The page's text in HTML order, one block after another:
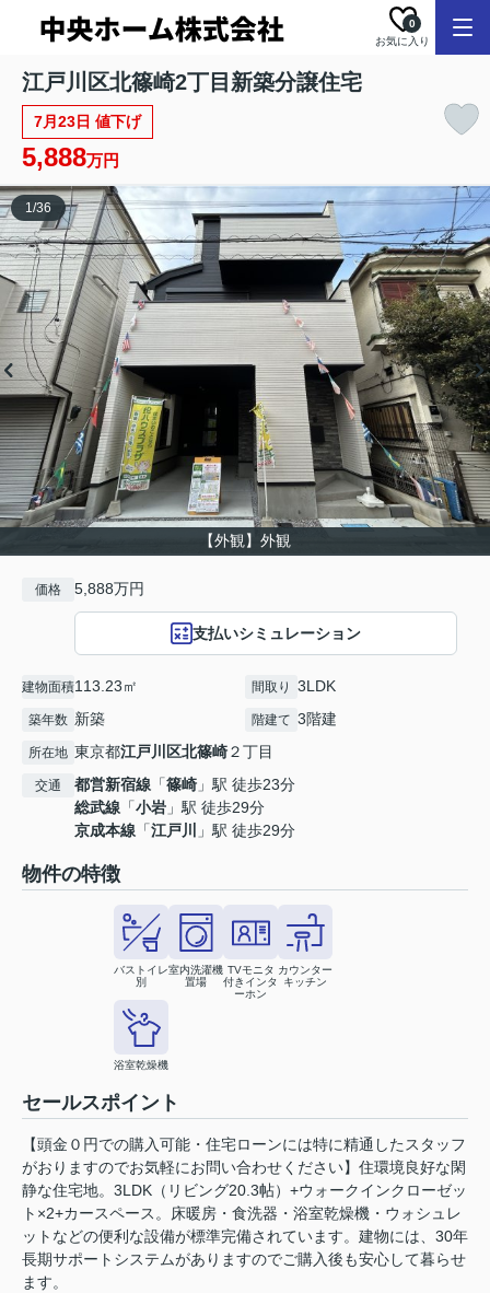
お気に入り
0
江戸川区北篠崎2丁目新築分譲住宅
7月23日 値下げ
5,888万円
【外観】外観
1/36
価格 5,888万円
支払いシミュレーション
建物面積113.23㎡ 間取り 3LDK
築年数 新築 階建て 3階建
所在地 東京都江戸川区北篠崎２丁目
交通 都営新宿線 「篠崎 」駅 徒歩23分
総武線 「小岩 」駅 徒歩29分
京成本線 「江戸川 」駅 徒歩29分
物件の特徴
バストイレ
別
室内洗濯機
置場
TVモニタ
付きインタ
ーホン
カウンター
キッチン
浴室乾燥機
セールスポイント
【頭金０円での購入可能・住宅ローンには特に精通したスタッフ
がおりますのでお気軽にお問い合わせください】住環境良好な閑
静な住宅地。3LDK（リビング20.3帖）+ウォークインクローゼッ
ト×2+カースペース。床暖房・食洗器・浴室乾燥機・ウォシュレ
ットなどの便利な設備が標準完備されています。建物には、30年
長期サポートシステムがありますのでご購入後も安心して暮らせ
ます。